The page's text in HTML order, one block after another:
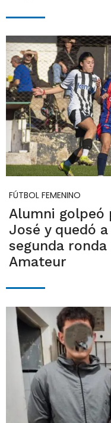
FÚTBOL FEMENINO
Alumni golpeó
José y quedó
segunda ronda
Amateur